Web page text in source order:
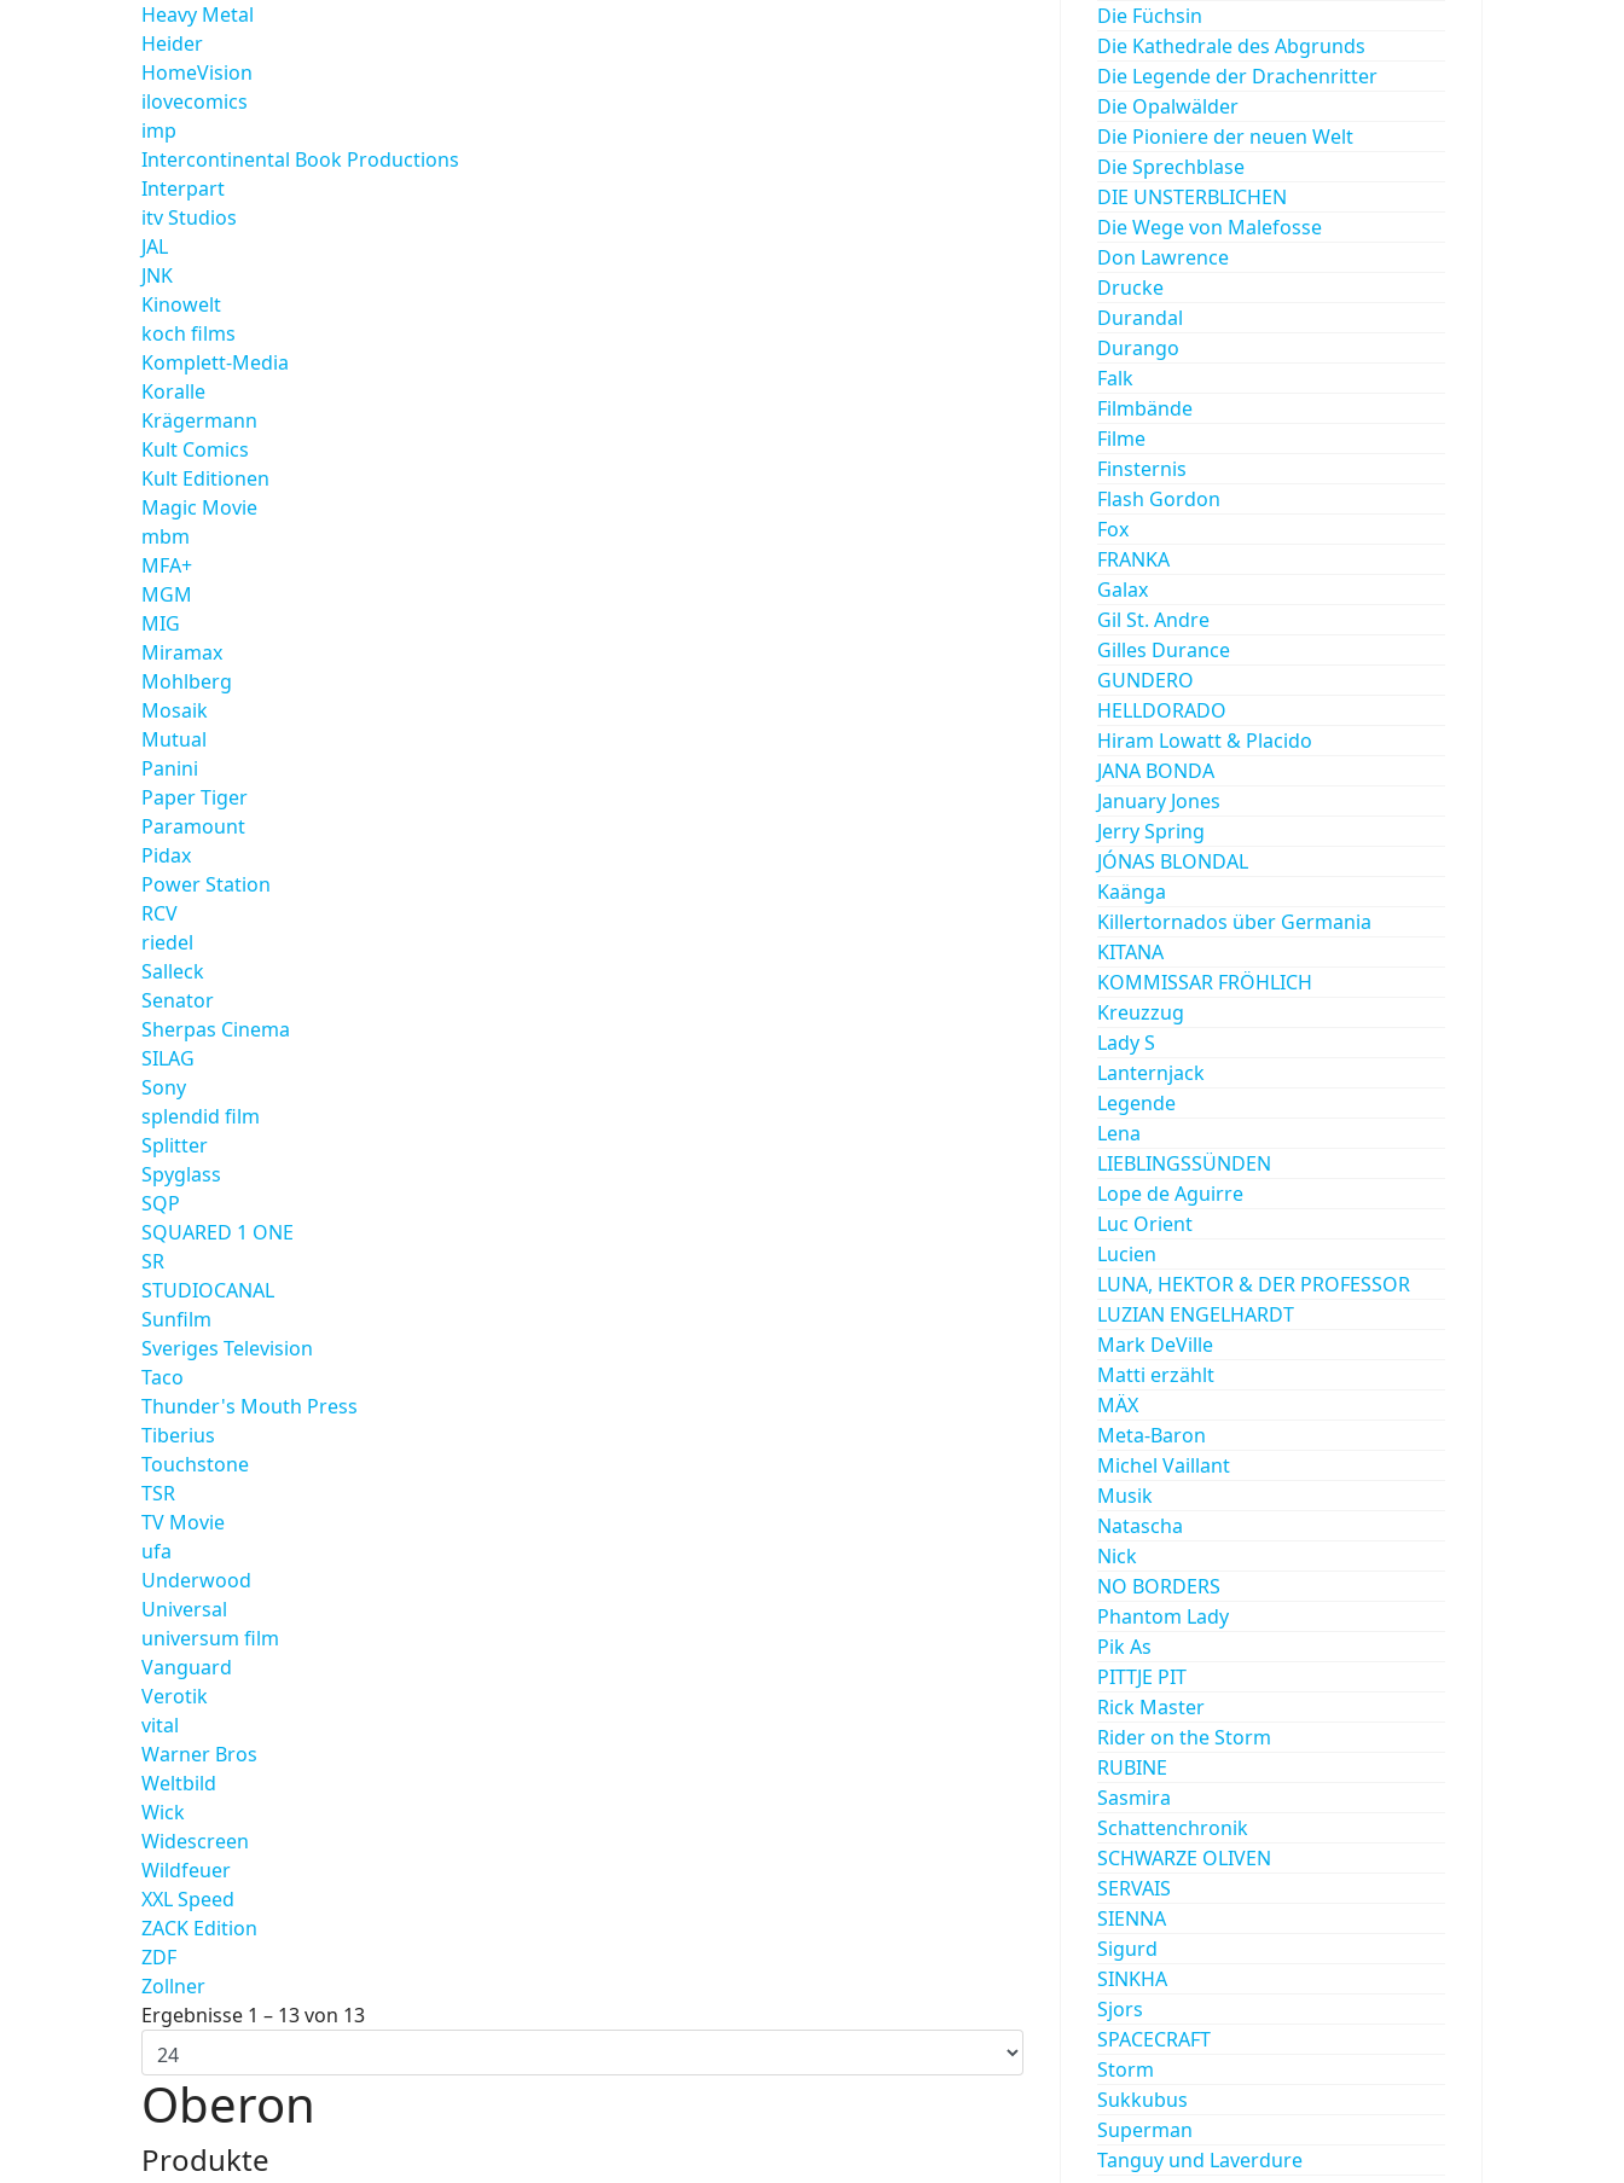
Heavy Metal
Heider
HomeVision
ilovecomics
imp
Intercontinental Book Productions
Interpart
itv Studios
JAL
JNK
Kinowelt
koch films
Komplett-Media
Koralle
Krägermann
Kult Comics
Kult Editionen
Magic Movie
mbm
MFA+
MGM
MIG
Miramax
Mohlberg
Mosaik
Mutual
Panini
Paper Tiger
Paramount
Pidax
Power Station
RCV
riedel
Salleck
Senator
Sherpas Cinema
SILAG
Sony
splendid film
Splitter
Spyglass
SQP
SQUARED 1 ONE
SR
STUDIOCANAL
Sunfilm
Sveriges Television
Taco
Thunder's Mouth Press
Tiberius
Touchstone
TSR
TV Movie
ufa
Underwood
Universal
universum film
Vanguard
Verotik
vital
Warner Bros
Weltbild
Wick
Widescreen
Wildfeuer
XXL Speed
ZACK Edition
ZDF
Zollner
Ergebnisse 1 – 13 von 13
Oberon
Produkte
Die Füchsin
Die Kathedrale des Abgrunds
Die Legende der Drachenritter
Die Opalwälder
Die Pioniere der neuen Welt
Die Sprechblase
DIE UNSTERBLICHEN
Die Wege von Malefosse
Don Lawrence
Drucke
Durandal
Durango
Falk
Filmbände
Filme
Finsternis
Flash Gordon
Fox
FRANKA
Galax
Gil St. Andre
Gilles Durance
GUNDERO
HELLDORADO
Hiram Lowatt & Placido
JANA BONDA
January Jones
Jerry Spring
JÓNAS BLONDAL
Kaänga
Killertornados über Germania
KITANA
KOMMISSAR FRÖHLICH
Kreuzzug
Lady S
Lanternjack
Legende
Lena
LIEBLINGSSÜNDEN
Lope de Aguirre
Luc Orient
Lucien
LUNA, HEKTOR & DER PROFESSOR
LUZIAN ENGELHARDT
Mark DeVille
Matti erzählt
MÄX
Meta-Baron
Michel Vaillant
Musik
Natascha
Nick
NO BORDERS
Phantom Lady
Pik As
PITTJE PIT
Rick Master
Rider on the Storm
RUBINE
Sasmira
Schattenchronik
SCHWARZE OLIVEN
SERVAIS
SIENNA
Sigurd
SINKHA
Sjors
SPACECRAFT
Storm
Sukkubus
Superman
Tanguy und Laverdure